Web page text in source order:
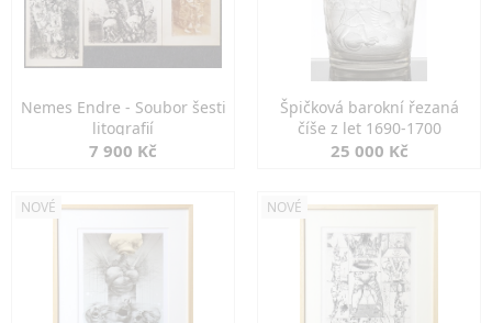
Nemes Endre - Soubor šesti
litografií
7 900 Kč
Špičková barokní řezaná
číše z let 1690-1700
25 000 Kč
NOVÉ NOVÉ